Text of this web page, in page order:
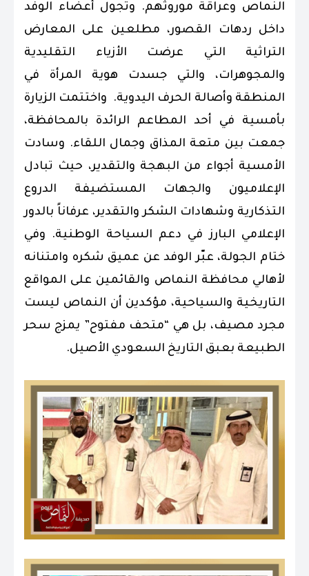
النماص وعراقة موروثهم. وتجول أعضاء الوفد
داخل ردهات القصور، مطلعين على المعارض
التراثية التي عرضت الأزياء التقليدية
والمجوهرات، والتي جسدت هوية المرأة في
المنطقة وأصالة الحرف اليدوية. واختتمت الزيارة
بأمسية في أحد المطاعم الرائدة بالمحافظة،
جمعت بين متعة المذاق وجمال اللقاء. وسادت
الأمسية أجواء من البهجة والتقدير، حيث تبادل
الإعلاميون والجهات المستضيفة الدروع
التذكارية وشهادات الشكر والتقدير، عرفاناً بالدور
الإعلامي البارز في دعم السياحة الوطنية. وفي
ختام الجولة، عبّر الوفد عن عميق شكره وامتنانه
لأهالي محافظة النماص والقائمين على المواقع
التاريخية والسياحية، مؤكدين أن النماص ليست
مجرد مصيف، بل هي “متحف مفتوح” يمزج سحر
الطبيعة بعبق التاريخ السعودي الأصيل.